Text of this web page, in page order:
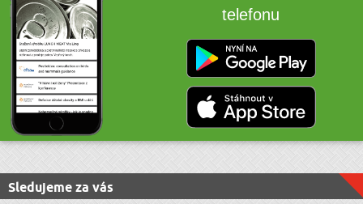
telefonu
Sledujeme za vás